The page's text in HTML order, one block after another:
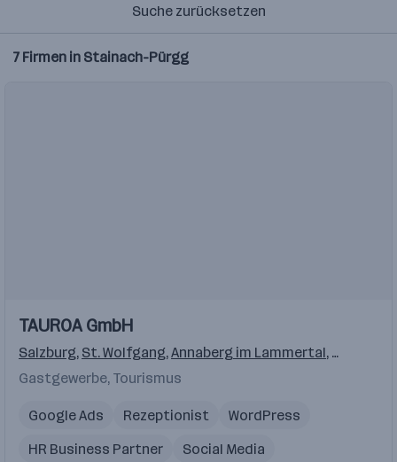
7 Firmen in Stainach-Pürgg
Einblicke
TAUROA GmbH
Salzburg, St. Wolfgang,Annaberg im Lammertal,
Gastgewerbe, Tourismus
Google Ads Rezeptionist
WordPress
HR Business Partner
Social Media
Suche zurücksetzen